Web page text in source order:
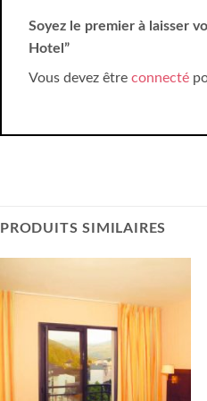
Soyez le premier à laisser
Hotel”
Vous devez être connecté
PRODUITS SIMILAIRES